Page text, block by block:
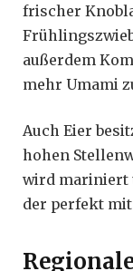
frischer
außerdem
mehr Umami
Auch Eier
hohen
wird mariniert
der perfekt